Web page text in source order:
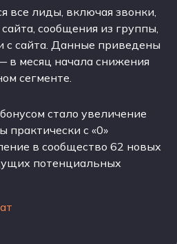
все лиды, включая звонки,
сообщения из группы,
с сайта. Данные приведены
в месяц начала снижения
сегменте.
стало увеличение
практически с «0»
в сообщество 62 новых
потенциальных